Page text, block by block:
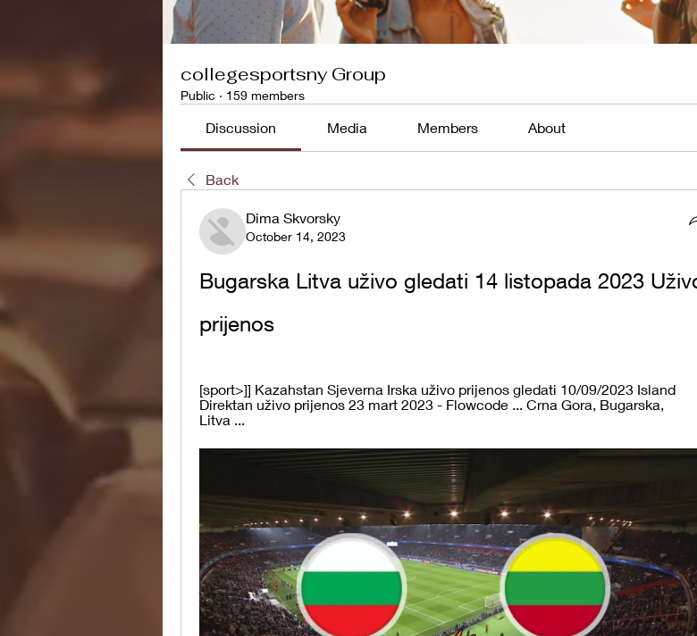
collegesportsny Group
Public · 159 members
Discussion Media Members About
Back
Dima Skvorsky
October 14, 2023
Bugarska Litva uživo gledati 14 listopada 2023
prijenos
[sport>]] Kazahstan Sjeverna Irska uživo prijenos gledati 10/09/2023 Island
Direktan uživo prijenos 23 mart 2023 - Flowcode ... Crna Gora, Bugarska,
Litva ...